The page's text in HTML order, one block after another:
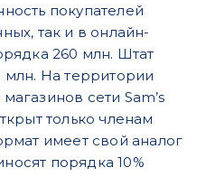
покупателей
так и в онлайн-
260 млн. Штат
млн. На территории
сети Sam’s
только членам
имеет свой аналог
порядка 10%